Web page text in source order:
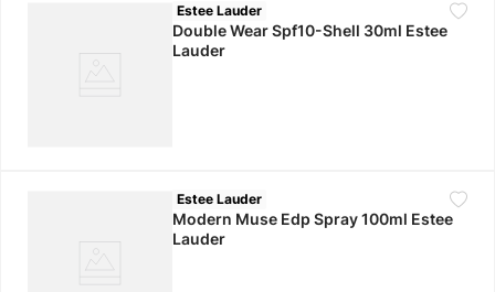
Estee Lauder
Double Wear Spf10-Shell 30ml Estee
Lauder
Estee Lauder
Modern Muse Edp Spray 100ml Estee
Lauder